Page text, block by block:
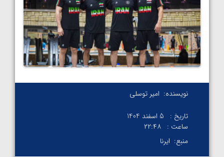
نویسنده: امیر توسلی
تاریخ :
5 اسفند 1404
ساعت : ۲۲:۴۸
منبع: ایرنا